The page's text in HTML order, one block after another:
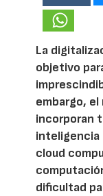
La
objetivo
embargo,
incorporan
inteligencia
cloud
dificultad